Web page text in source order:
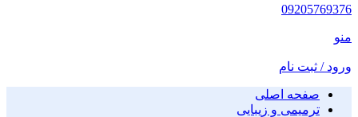
09205769376
منو
ورود / ثبت نام
صفحه اصلی
ترمیمی و زیبایی